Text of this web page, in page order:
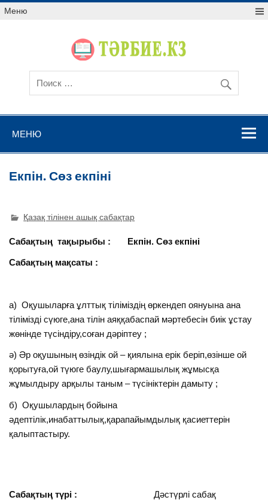
Меню
МЕНЮ
Екпін. Сөз екпіні
Қазақ тілінен ашық сабақтар
Сабақтың тақырыбы : Екпін. Сөз екпіні
Сабақтың мақсаты :
а) Оқушыларға ұлттық тіліміздің өркендеп оянуына ана
тілімізді сүюге,ана тілін аяққабаспай мәртебесін биік ұстау
жөнінде түсіндіру,соған дәріптеу ;
ә) Әр оқушының өзіндік ой – қиялына ерік беріп,өзінше ой
қорытуға,ой түюге баулу,шығармашылық жұмысқа
жұмылдыру арқылы таным – түсініктерін дамыту ;
б) Оқушылардың бойына
әдептілік,инабаттылық,қарапайымдылық қасиеттерін
қалыптастыру.
Сабақтың түрі :Дәстүрлі сабақ